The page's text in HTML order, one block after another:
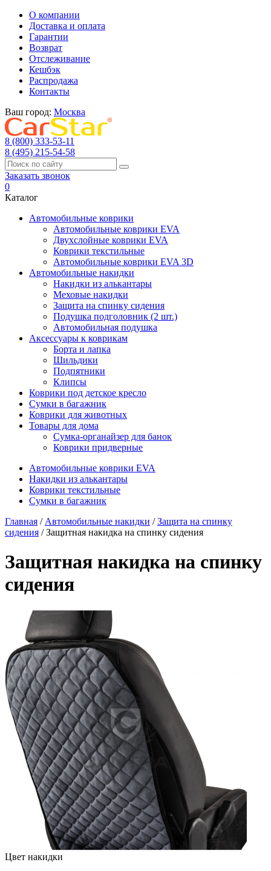
О компании
Доставка и оплата
Гарантии
Возврат
Отслеживание
Кешбэк
Распродажа
Контакты
Ваш город: Москва
8 (800) 333-53-11
8 (495) 215-54-58
Заказать звонок
0
Каталог
Автомобильные коврики
Автомобильные коврики EVA
Двухслойные коврики EVA
Коврики текстильные
Автомобильные коврики EVA 3D
Автомобильные накидки
Накидки из алькантары
Меховые накидки
Защита на спинку сидения
Подушка подголовник (2 шт.)
Автомобильная подушка
Аксессуары к коврикам
Борта и лапка
Шильдики
Подпятники
Клипсы
Коврики под детское кресло
Сумки в багажник
Коврики для животных
Товары для дома
Сумка-органайзер для банок
Коврики придверные
Автомобильные коврики EVA
Накидки из алькантары
Коврики текстильные
Сумки в багажник
Главная / Автомобильные накидки /Защита на спинку
сидения / Защитная накидка на спинку сидения
Защитная накидка на спинку
сидения
Цвет накидки